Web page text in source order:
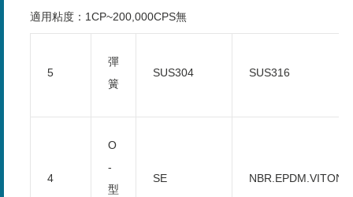
適用粘度：1CP~200,000CPS無
5
彈
簧
SUS304 SUS316
4
O
-
型
SE